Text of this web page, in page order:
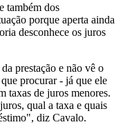
também dos
porque aperta ainda
desconhece os juros
prestação e não vê o
procurar - já que ele
taxas de juros menores.
qual a taxa e quais
diz Cavalo.